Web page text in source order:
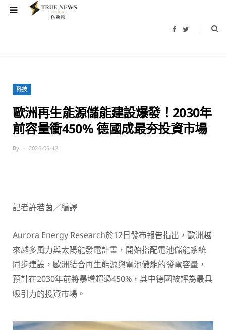
F
b
T
t
科技
歐洲再生能源儲能建設爆發！2030年
前容量衝450% 德國成最夯投資市場
By 2026-05-12
記者許若茵／編譯
Aurora Energy Research於12日發布報告指出，歐洲越
來越多風力與太陽能發電計畫，開始搭配電池儲能系統
同步建設，歐洲結合再生能源與電池儲能的發電容量，
預計在2030年前將暴增超過450%，其中德國被評為最具
吸引力的投資市場。